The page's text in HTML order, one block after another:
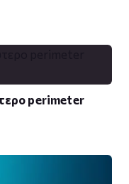
perimeter